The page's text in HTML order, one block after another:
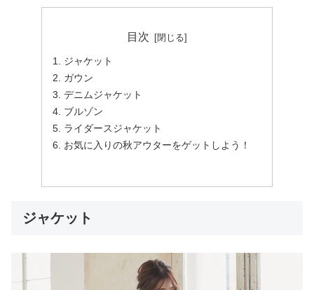
目次
ジャケット
ガウン
デニムジャケット
ブルゾン
ライダースジャケット
お気に入りの秋アウターをゲットしよう！
ジャケット